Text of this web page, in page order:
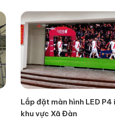
Lắp đặt màn hình LED
khu vực Xã Đàn